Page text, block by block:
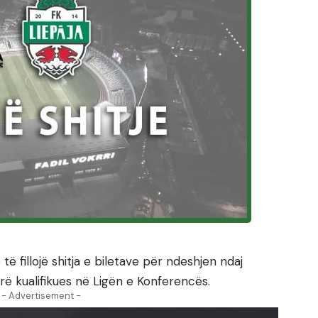
fillojë shitja e biletave për ndeshjen ndaj
kualifikues në Ligën e Konferencës.
- Advertisement -